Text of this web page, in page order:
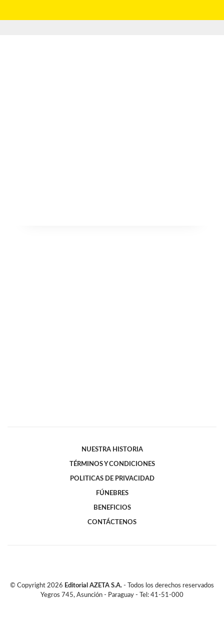
NUESTRA HISTORIA
TÉRMINOS Y CONDICIONES
POLITICAS DE PRIVACIDAD
FÚNEBRES
BENEFICIOS
CONTÁCTENOS
© Copyright 2026 Editorial AZETA S.A. - Todos los derechos reservados
Yegros 745, Asunción - Paraguay - Tel: 41-51-000